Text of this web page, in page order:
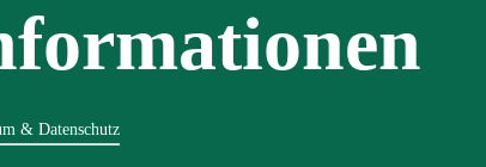
& Datenschutz